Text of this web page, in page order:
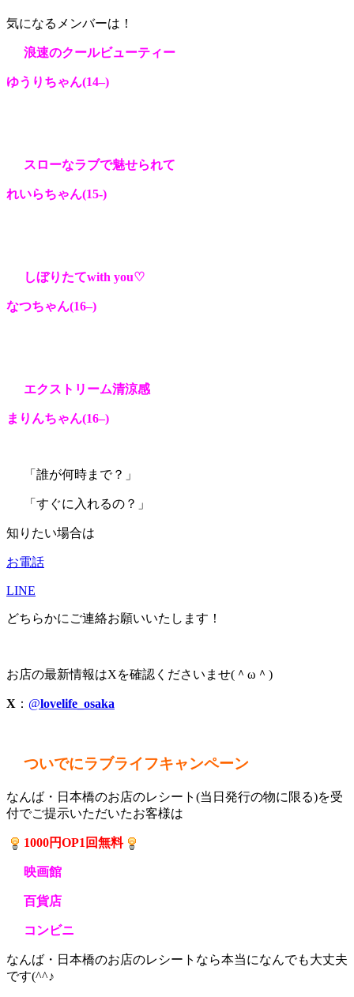
気になるメンバーは！
浪速のクールビューティー
ゆうりちゃん(14–)
スローなラブで魅せられて
れいらちゃん(15-)
しぼりたてwith you♡
なつちゃん(16–)
エクストリーム清涼感
まりんちゃん(16–)
「誰が何時まで？」
「すぐに入れるの？」
知りたい場合は
お電話
LINE
どちらかにご連絡お願いいたします！
お店の最新情報はXを確認くださいませ(＾ω＾)
X ： @lovelife_osaka
ついでにラブライフキャンペーン
なんば・日本橋のお店のレシート(当日発行の物に限る)を受
付でご提示いただいたお客様は
1000円OP1回無料
映画館
百貨店
コンビニ
なんば・日本橋のお店のレシートなら本当になんでも大丈夫
です(^^♪